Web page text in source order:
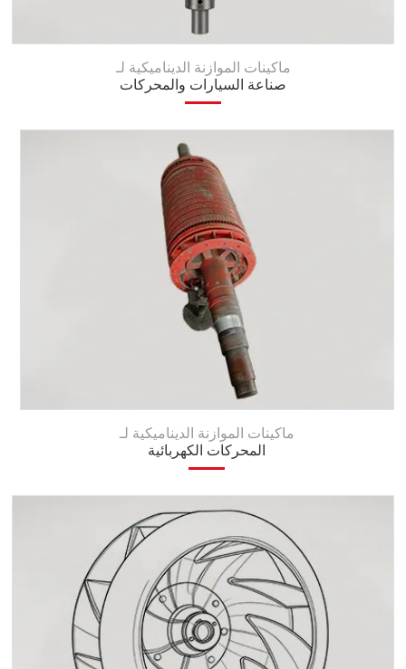
ماكينات الموازنة الديناميكية لـ
صناعة السيارات والمحركات
ماكينات الموازنة الديناميكية لـ
المحركات الكهربائية